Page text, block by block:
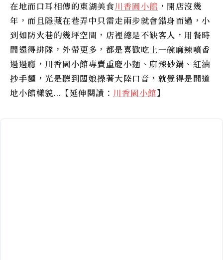
在地而口耳相傳的東湖美食川香園小館 ，開店沒幾
年，而且隱藏在巷弄中只需走兩步就會錯身而過，小
到如防火巷的幾坪空間，店裡總是不缺客人，用餐時
間還得排隊，外帶更多，都是喜歡吃上一碗麻辣噴香
過過癮，川香園小館專賣重慶小麵、麻辣砂鍋、紅油
抄手麵，光是聽到闆娘操著大陸口音，就覺得是間道
地小館樣貌…【延伸閱讀： 川香園小館】